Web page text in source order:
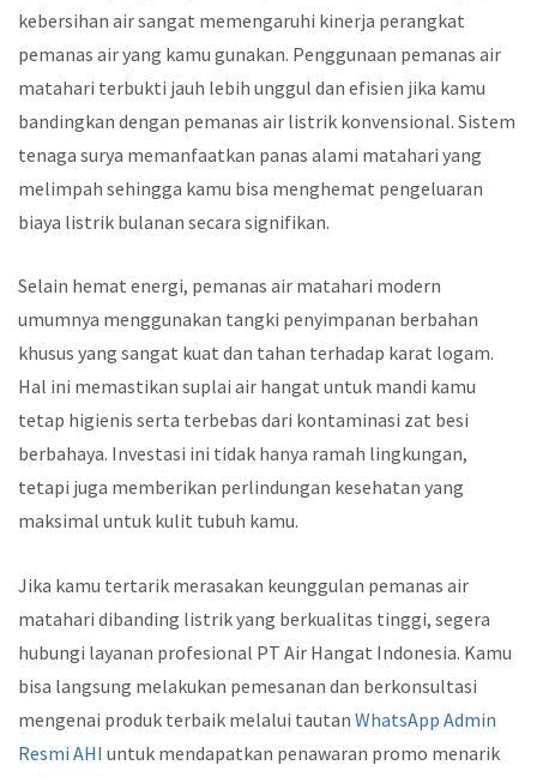
kebersihan air sangat memengaruhi kinerja perangkat
pemanas air yang kamu gunakan. Penggunaan pemanas air
matahari terbukti jauh lebih unggul dan efisien jika kamu
bandingkan dengan pemanas air listrik konvensional. Sistem
tenaga surya memanfaatkan panas alami matahari yang
melimpah sehingga kamu bisa menghemat pengeluaran
biaya listrik bulanan secara signifikan.
Selain hemat energi, pemanas air matahari modern
umumnya menggunakan tangki penyimpanan berbahan
khusus yang sangat kuat dan tahan terhadap karat logam.
Hal ini memastikan suplai air hangat untuk mandi kamu
tetap higienis serta terbebas dari kontaminasi zat besi
berbahaya. Investasi ini tidak hanya ramah lingkungan,
tetapi juga memberikan perlindungan kesehatan yang
maksimal untuk kulit tubuh kamu.
Jika kamu tertarik merasakan keunggulan pemanas air
matahari dibanding listrik yang berkualitas tinggi, segera
hubungi layanan profesional PT Air Hangat Indonesia. Kamu
bisa langsung melakukan pemesanan dan berkonsultasi
mengenai produk terbaik melalui tautan WhatsApp Admin
Resmi AHI untuk mendapatkan penawaran promo menarik